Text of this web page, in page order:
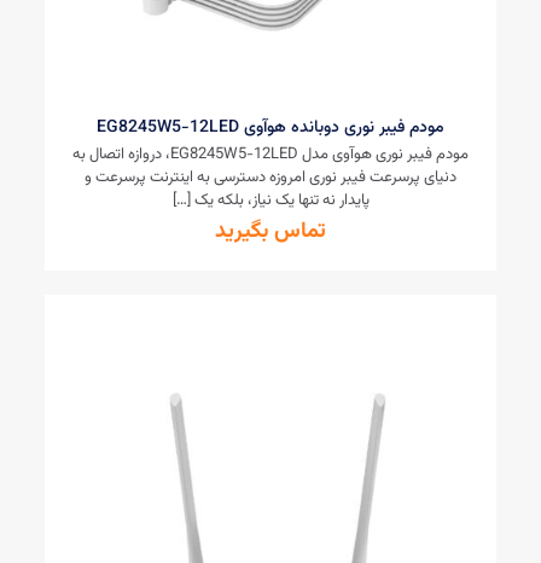
مودم فیبر نوری دوبانده هوآوی EG8245W5-12LED
مودم فیبر نوری هوآوی مدل EG8245W5-12LED، دروازه اتصال به
دنیای پرسرعت فیبر نوری امروزه دسترسی به اینترنت پرسرعت و
پایدار نه تنها یک نیاز، بلکه یک[…]
تماس بگیرید